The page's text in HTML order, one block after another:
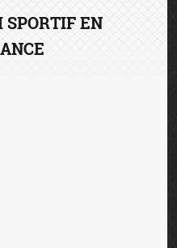
SPORTIF EN